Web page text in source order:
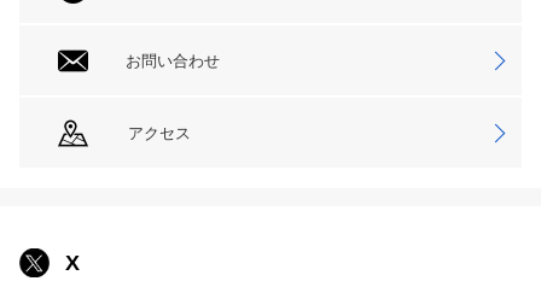
お問い合わせ
アクセス
X